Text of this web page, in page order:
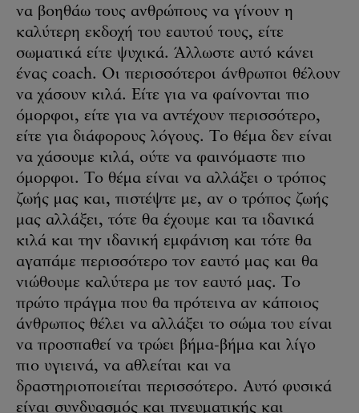
να βοηθάω τους ανθρώπους να γίνουν η
καλύτερη εκδοχή του εαυτού τους, είτε
σωματικά είτε ψυχικά. Άλλωστε αυτό κάνει
ένας coach. Οι περισσότεροι άνθρωποι θέλουν
να χάσουν κιλά. Είτε για να φαίνονται πιο
όμορφοι, είτε για να αντέχουν περισσότερο,
είτε για διάφορους λόγους. Το θέμα δεν είναι
να χάσουμε κιλά, ούτε να φαινόμαστε πιο
όμορφοι. Το θέμα είναι να αλλάξει ο τρόπος
ζωής μας και, πιστέψτε με, αν ο τρόπος ζωής
μας αλλάξει, τότε θα έχουμε και τα ιδανικά
κιλά και την ιδανική εμφάνιση και τότε θα
αγαπάμε περισσότερο τον εαυτό μας και θα
νιώθουμε καλύτερα με τον εαυτό μας. Το
πρώτο πράγμα που θα πρότεινα αν κάποιος
άνθρωπος θέλει να αλλάξει το σώμα του είναι
να προσπαθεί να τρώει βήμα-βήμα και λίγο
πιο υγιεινά, να αθλείται και να
δραστηριοποιείται περισσότερο. Αυτό φυσικά
είναι συνδυασμός και πνευματικής και